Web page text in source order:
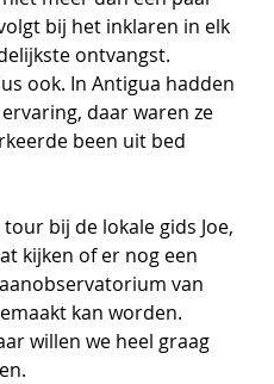
bij het inklaren in elk
ontvangst.
ook. In Antigua hadden
daar waren ze
been uit bed
bij de lokale gids Joe,
kijken of er nog een
van
kan worden.
willen we heel graag